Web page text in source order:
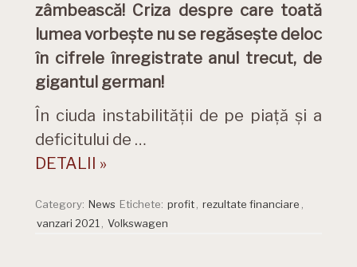
zâmbească! Criza despre care toată
lumea vorbește nu se regăsește deloc
în cifrele înregistrate anul trecut, de
gigantul german!
În ciuda instabilității de pe piață și a
deficitului de …
DETALII »
Category: News Etichete: profit rezultate financiare
vanzari 2021
Volkswagen